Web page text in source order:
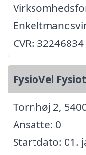
CVR: 32246834
FysioVel
Tornhøj 2,
Ansatte: 0
Startdato: 01.